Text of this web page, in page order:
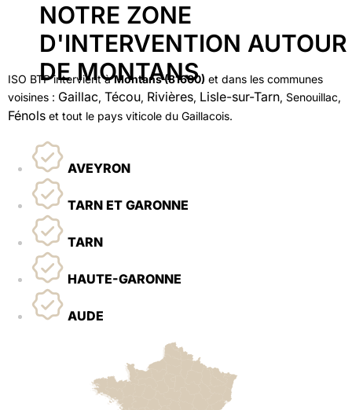
NOTRE ZONE
D'INTERVENTION AUTOUR
DE MONTANS
ISO BTP intervient àMontans (81600) et dans les communes
voisines : Gaillac, Técou, Rivières, Lisle-sur-Tarn, Senouillac,
Fénols et tout le pays viticole du Gaillacois.
AVEYRON
TARN ET GARONNE
TARN
HAUTE-GARONNE
AUDE